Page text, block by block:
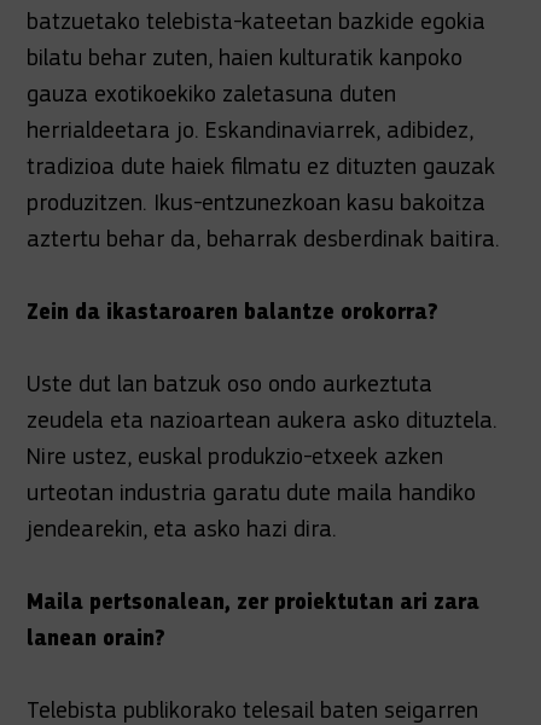
batzuetako telebista-kateetan bazkide egokia
bilatu behar zuten, haien kulturatik kanpoko
gauza exotikoekiko zaletasuna duten
herrialdeetara jo. Eskandinaviarrek, adibidez,
tradizioa dute haiek filmatu ez dituzten gauzak
produzitzen. Ikus-entzunezkoan kasu bakoitza
aztertu behar da, beharrak desberdinak baitira.
Zein da ikastaroaren balantze orokorra?
Uste dut lan batzuk oso ondo aurkeztuta
zeudela eta nazioartean aukera asko dituztela.
Nire ustez, euskal produkzio-etxeek azken
urteotan industria garatu dute maila handiko
jendearekin, eta asko hazi dira.
Maila pertsonalean, zer proiektutan ari zara
lanean orain?
Telebista publikorako telesail baten seigarren